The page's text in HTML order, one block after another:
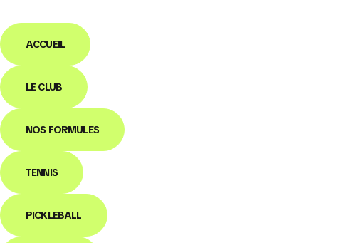
ACCUEIL
LE CLUB
NOS FORMULES
TENNIS
PICKLEBALL